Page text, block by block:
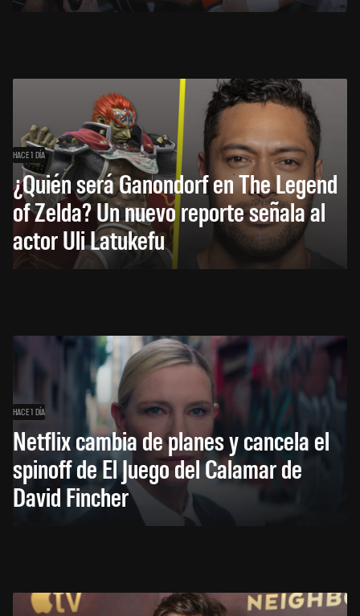
HACE 1 DÍA
¿Quién será Ganondorf en The Legend
of Zelda? Un nuevo reporte señala al
actor Uli Latukefu
HACE 1 DÍA
Netflix cambia de planes y cancela el
spinoff de El Juego del Calamar de
David Fincher